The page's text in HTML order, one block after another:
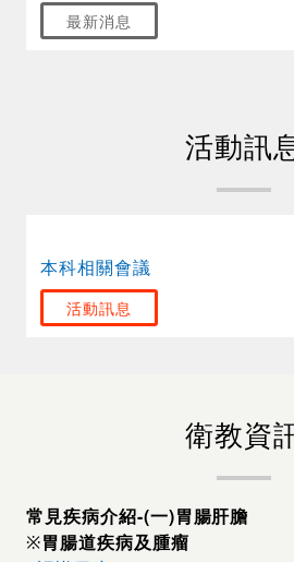
最新消息
活動訊
本科相關會議
活動訊息
衛教資
常見疾病介紹-(一)胃腸肝膽
※胃腸道疾病及腫瘤